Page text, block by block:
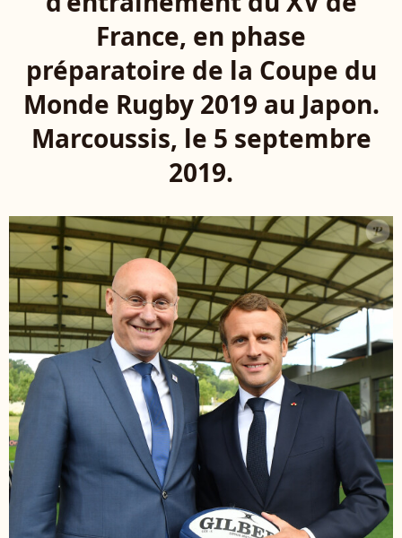
France, en phase
préparatoire de la Coupe du
Monde Rugby 2019 au Japon.
Marcoussis, le 5 septembre
2019.